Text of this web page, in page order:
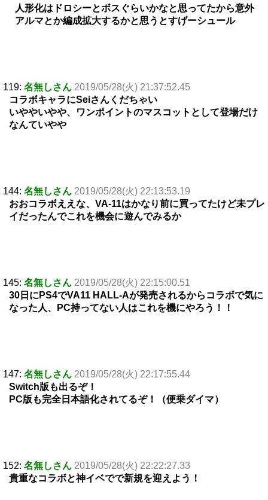
人形化はドロシーとボスぐらいかなと思ってたから意外
アルマとか編成拡大するかと思うとすげーシュール
119: 名無しさん 2019/05/28(火) 21:37:52.45
コラボキャラにSeiさんくだちゃい
いややいやや、ワンポイントのマスコットとして登場だけ
なんていやや
144: 名無しさん 2019/05/28(火) 22:13:53.19
おおコラボええな、VA-11はかなり前に買ってたけど未プレ
イだったんでこれを機会に遊んでみるか
145: 名無しさん 2019/05/28(火) 22:15:00.51
30日にPS4でVA11 HALL-Aが発売されるからコラボで気に
なった人、PC持ってない人はこれを機にやろう！！
147: 名無しさん 2019/05/28(火) 22:17:55.44
Switch版も出るぞ！
PC版も完全日本語化されてるぞ！（便乗ダイマ）
152: 名無しさん 2019/05/28(火) 22:22:27.33
貴重なコラボと神イベでで新規を迎えよう！